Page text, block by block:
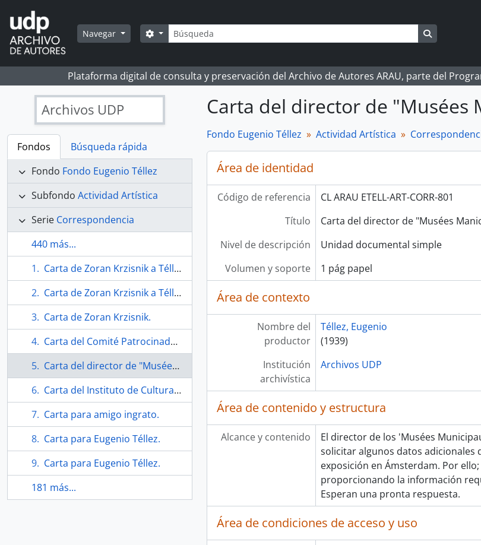
Skip to main content
Navegar Búsqueda
Search options
Plataforma digital de consulta y preservación del Archivo de Autores ARAU, parte del
Archivos UDP
Fondos
Búsqueda rápida
Fondo Fondo Eugenio Téllez
Subfondo Actividad Artística
Serie Correspondencia
440 más...
Carta de Zoran Krzisnik a Téllez.
Carta de Zoran Krzisnik a Téllez.
Carta de Zoran Krzisnik.
Carta del Comité Patrocinador Año de los Derechos Humanos.
Carta del director de "Musées Manicipaux" a Téllez.
Carta del Instituto de Cultura Puertorriqueña a Téllez.
Carta para amigo ingrato.
Carta para Eugenio Téllez.
Carta para Eugenio Téllez.
181 más...
Carta del director de "Musées
Fondo Eugenio Téllez Actividad Artística
Área de identidad
Código de referencia
CL ARAU ETELL-ART-CORR-801
Título
Carta del director de "Musées
Nivel de descripción
Unidad documental simple
Volumen y soporte
1 pág papel
Área de contexto
Nombre del
productor
Téllez, Eugenio
(1939)
Institución
archivística
Archivos UDP
Área de contenido y estructura
Alcance y contenido
El director de los 'Musées
solicitar algunos datos adicionales
exposición en Ámsterdam. Por
proporcionando la información
Esperan una pronta respuesta.
Área de condiciones de acceso y uso